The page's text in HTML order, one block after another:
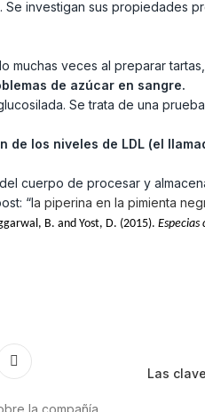
investigan sus propiedades
veces al preparar
de azúcar en sangre.
Se trata de una
de los niveles de LDL (el
cuerpo de procesar y
“la piperina en la pimienta
B. and Yost, D. (2015). Especias
Las
la compañía